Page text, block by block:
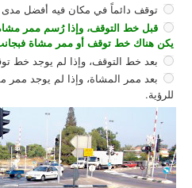
مركبة شحن خفيف (C1)
مركبة شحن ثقيل (C)
مركبة عمومية (D)
מאגר שאלות
مركبة خاصة (B)
دراجة نارية (A)
تراكتور (1)
توقف دائماً في مكان فيه أفضل مدى
قبل خط التوقف، وإذا رُسم ممر
يكن هناك خط توقف أو ممر مشاة فبجانب
بعد خط التوقف، وإذا لم يوجد خط
بعد ممر المشاة، وإذا لم يوجد
للرؤية.